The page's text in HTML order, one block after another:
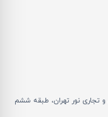
و تجاری نور تهران، طبقه ششم